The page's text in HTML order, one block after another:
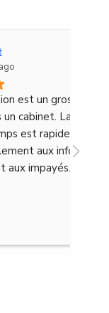
au
des
intuitive,